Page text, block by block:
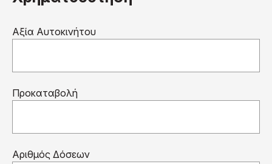
Αξία Αυτοκινήτου
Προκαταβολή
Αριθμός Δόσεων